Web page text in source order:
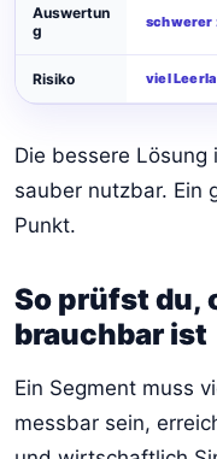
Auswertun
g
schwerer
Risiko viel
Die bessere
sauber nutzbar. Ein
Punkt.
So prüfst du,
brauchbar ist
Ein Segment muss
messbar sein,